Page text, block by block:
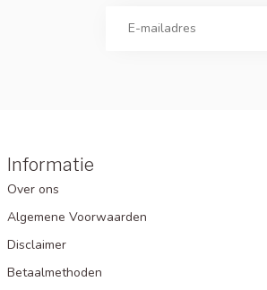
Informatie
Over ons
Algemene Voorwaarden
Disclaimer
Betaalmethoden